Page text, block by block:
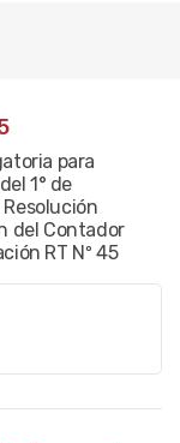
para
1° de
del Contador
RT Nº 45